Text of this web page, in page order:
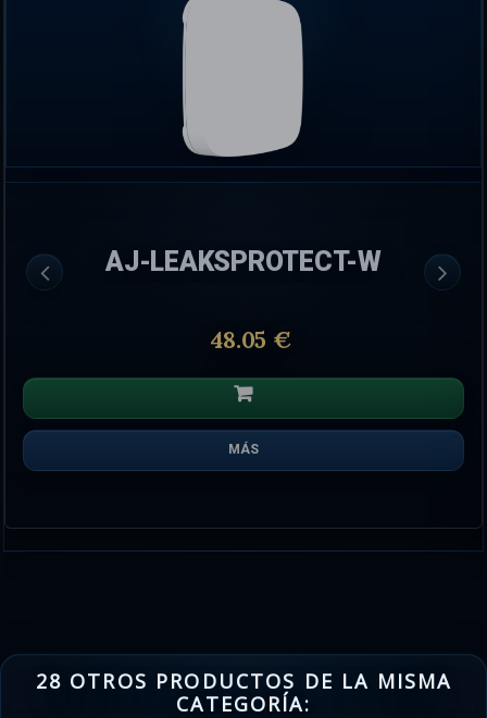
AJ-LEAKSPROTECT-W
48.05 €
MÁS
28 OTROS PRODUCTOS DE LA MISMA
CATEGORÍA: